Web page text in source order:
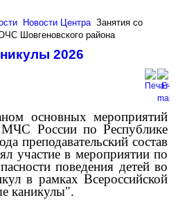
Новости Центра Занятия со
Шовгеновского района
2026
основных мероприятий
МЧС России по Республике
преподавательский состав
участие в мероприятии по
поведения детей во
в рамках Всероссийской
каникулы".